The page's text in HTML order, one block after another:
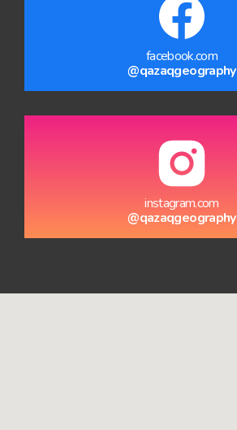
facebook.com
@qazaqgeography
instagram.com
@qazaqgeography